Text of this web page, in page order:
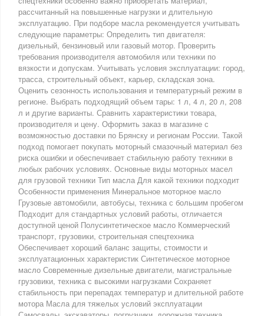
рассчитанный на повышенные нагрузки и длительную
эксплуатацию. При подборе масла рекомендуется учитывать
следующие параметры: Определить тип двигателя:
дизельный, бензиновый или газовый мотор. Проверить
требования производителя автомобиля или техники по
вязкости и допускам. Учитывать условия эксплуатации: город,
трасса, строительный объект, карьер, складская зона.
Оценить сезонность использования и температурный режим в
регионе. Выбрать подходящий объем тары: 1 л, 4 л, 20 л, 208
л и другие варианты. Сравнить характеристики товара,
производителя и цену. Оформить заказ в магазине с
возможностью доставки по Брянску и регионам России. Такой
подход помогает покупать моторный смазочный материал без
риска ошибки и обеспечивает стабильную работу техники в
любых рабочих условиях. Основные виды моторных масел
для грузовой техники Тип масла Для какой техники подходит
Особенности применения Минеральное моторное масло
Грузовые автомобили, автобусы, техника с большим пробегом
Подходит для стандартных условий работы, отличается
доступной ценой Полусинтетическое масло Коммерческий
транспорт, грузовики, строительная спецтехника
Обеспечивает хороший баланс защиты, стоимости и
эксплуатационных характеристик Синтетическое моторное
масло Современные дизельные двигатели, магистральные
грузовики, техника с высокими нагрузками Сохраняет
стабильность при перепадах температур и длительной работе
мотора Масла для тяжелых условий эксплуатации